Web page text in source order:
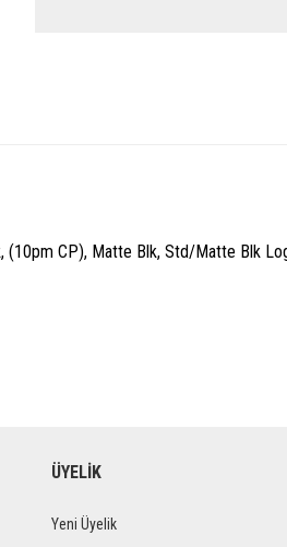
CP), Matte Blk, Std/Matte Blk
ÜYELİK
Yeni Üyelik